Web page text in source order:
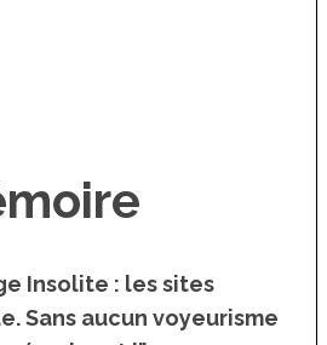
Insolite : les sites
Sans aucun voyeurisme